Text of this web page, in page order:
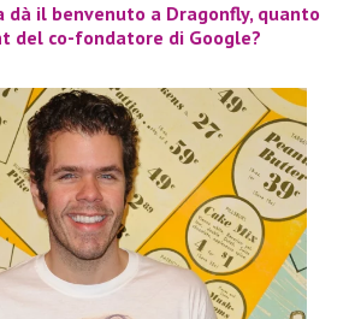
dà il benvenuto a Dragonfly, quanto
del co-fondatore di Google?